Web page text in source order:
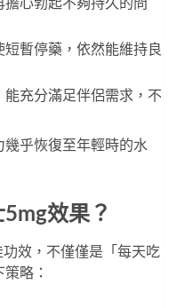
心勃起不夠持久的問
暫停藥，依然能維持良
充分滿足伴侶需求，不
乎恢復至年輕時的水
效果？
效，不僅僅是「每天吃
略：